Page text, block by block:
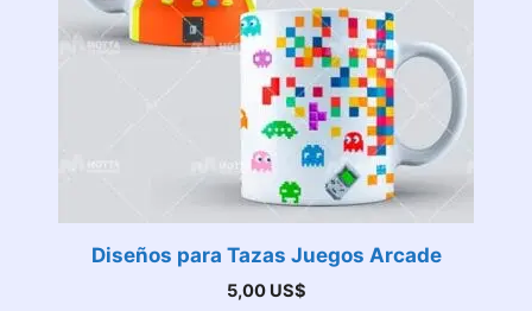
Diseños para Tazas Juegos Arcade
5,00 US$